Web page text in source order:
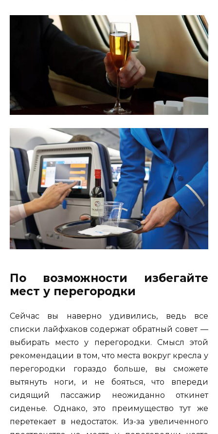
По возможности избегайте
мест у перегородки
Сейчас вы наверно удивились, ведь все
списки лайфхаков содержат обратный совет —
выбирать место у перегородки. Смысл этой
рекомендации в том, что места вокруг кресла у
перегородки гораздо больше, вы сможете
вытянуть ноги, и не бояться, что впереди
сидящий пассажир неожиданно откинет
сиденье. Однако, это преимущество тут же
перетекает в недостаток. Из-за увеличенного